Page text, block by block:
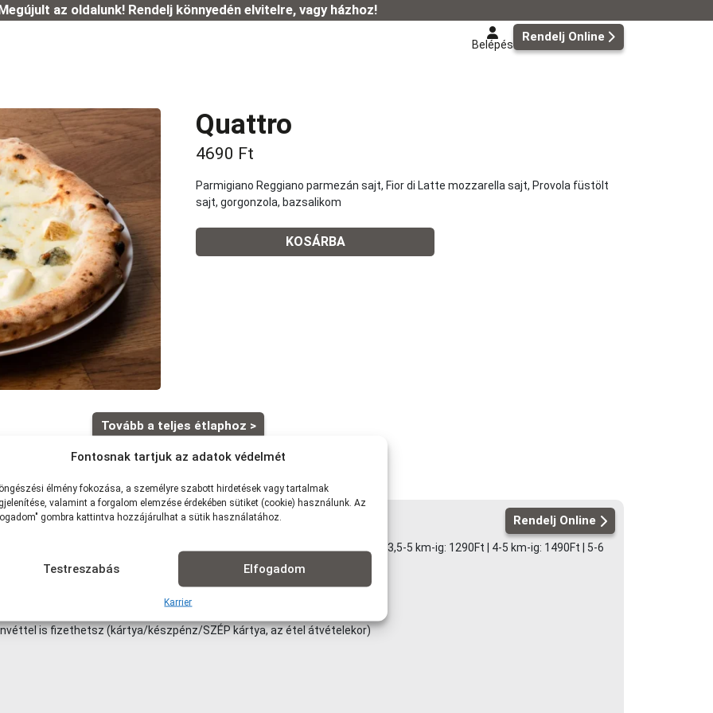
Fontosnak tartjuk az adatok védelmét
élmény fokozása, a személyre szabott hirdetések vagy tartalmak
valamint a forgalom elemzése érdekében sütiket (cookie) használunk. Az
gombra kattintva hozzájárulhat a sütik használatához.
Elfogadom
Testreszabás
Karrier
az oldalunk! Rendelj könnyedén elvitelre, vagy házhoz!
Belépés
Rendelj Online
Quattro
4690 Ft
Parmigiano Reggiano parmezán sajt, Fior di Latte mozzarella sajt, Provola füstölt
sajt, gorgonzola, bazsalikom
KOSÁRBA
Tovább a teljes étlaphoz >
Rendelj Online
1,5 km -ig: 490Ft | 1,5-2,5 km-ig: 790Ft | 2,5-3,5 km-ig: 990Ft | 3,5-5 km-ig: 1290Ft | 4-5 km-ig: 1490Ft | 5-6
3 000 Ft)
vagy akár házhozszállítással is!
is fizethetsz (kártya/készpénz/SZÉP kártya, az étel átvételekor)